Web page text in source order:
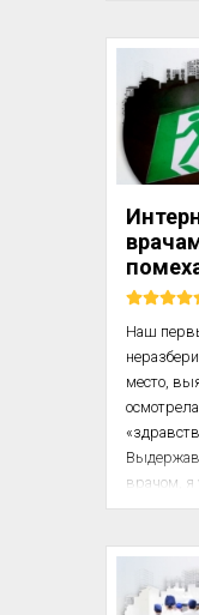
наличие
всего
игре с
решать,
—
однажды,
Наш
место,
врачом, я
встретят
то, что мы
для